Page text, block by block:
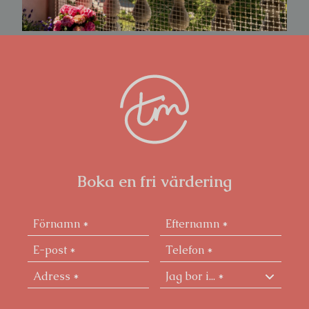
köket.
Rymligt och fräscht badrum, renoverat i samband
dubbla handfat infällda i bänkskiva i Cararramarmor
med förvaring under. Välkomnande hall med bra
rumssamband och förvaring i klädkammare.
Klädkammaren kan även göras om till gäst-WC.
som villasäljaren som vill bo med ett ypperligt och
centralt läge i hjärtat av staden. I denna genuina 1800-
kliva in i det "gamla Stockholm", i kvarter som
erbjuder både rikt kulturliv samt utbud av
restauranger och butiker. Kommunikationerna är
också goda med bl a Centralen och Arlanda Express
7-10 minuter bort.
Boka en fri värdering